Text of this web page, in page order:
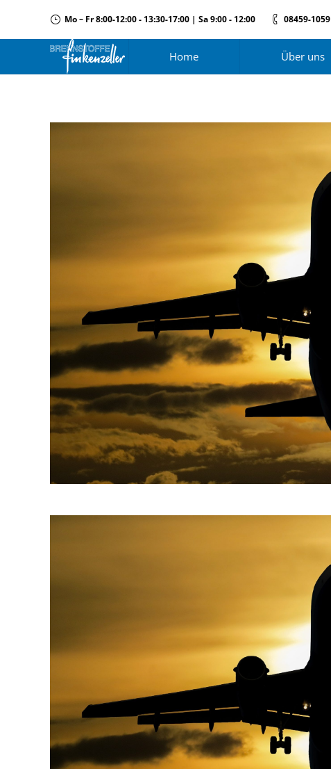
Mo – Fr 8:00-12:00 - 13:30-17:00 | Sa 9:00 - 12:00 08459-1059
Home Über uns